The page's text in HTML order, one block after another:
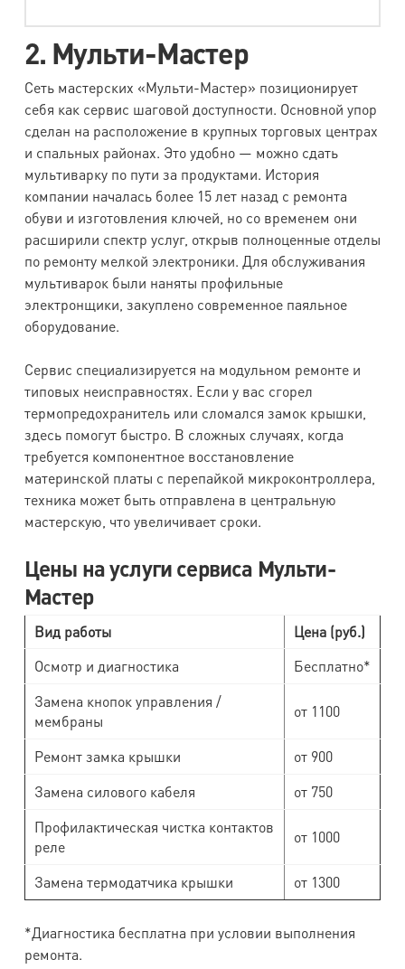
2. Мульти-Мастер
Сеть мастерских «Мульти-Мастер» позиционирует
себя как сервис шаговой доступности. Основной упор
сделан на расположение в крупных торговых центрах
и спальных районах. Это удобно — можно сдать
мультиварку по пути за продуктами. История
компании началась более 15 лет назад с ремонта
обуви и изготовления ключей, но со временем они
расширили спектр услуг, открыв полноценные отделы
по ремонту мелкой электроники. Для обслуживания
мультиварок были наняты профильные
электронщики, закуплено современное паяльное
оборудование.
Сервис специализируется на модульном ремонте и
типовых неисправностях. Если у вас сгорел
термопредохранитель или сломался замок крышки,
здесь помогут быстро. В сложных случаях, когда
требуется компонентное восстановление
материнской платы с перепайкой микроконтроллера,
техника может быть отправлена в центральную
мастерскую, что увеличивает сроки.
Цены на услуги сервиса Мульти-
Мастер
Вид работы
Цена (руб.)
Осмотр и диагностика
Бесплатно*
Замена кнопок управления /
мембраны
от 1100
Ремонт замка крышки
от 900
Замена силового кабеля
от 750
Профилактическая чистка контактов
реле
от 1000
Замена термодатчика крышки от 1300
*Диагностика бесплатна при условии выполнения
ремонта.